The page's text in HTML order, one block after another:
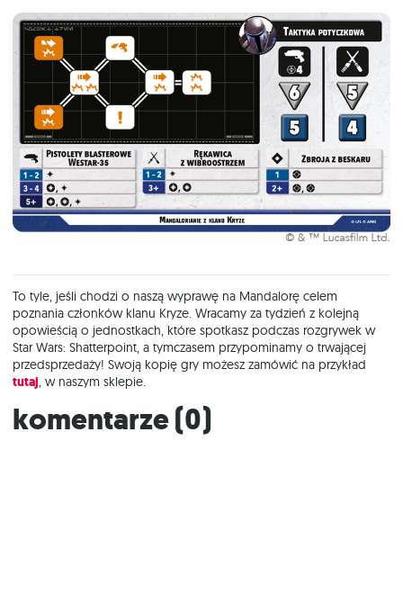
To tyle, jeśli chodzi o naszą wyprawę na Mandalorę celem
poznania członków klanu Kryze. Wracamy za tydzień z kolejną
opowieścią o jednostkach, które spotkasz podczas rozgrywek w
Star Wars: Shatterpoint, a tymczasem przypominamy o trwającej
przedsprzedaży! Swoją kopię gry możesz zamówić na przykład
tutaj, w naszym sklepie.
Komentarze (0)